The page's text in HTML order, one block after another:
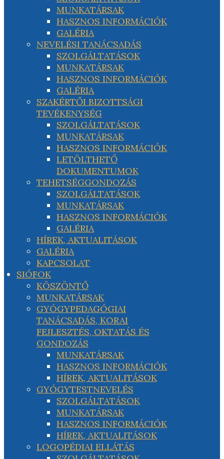
MUNKATÁRSAK
HASZNOS INFORMÁCIÓK
GALÉRIA
NEVELÉSI TANÁCSADÁS
SZOLGÁLTATÁSOK
MUNKATÁRSAK
HASZNOS INFORMÁCIÓK
GALÉRIA
SZAKÉRTŐI BIZOTTSÁGI
TEVÉKENYSÉG
SZOLGÁLTATÁSOK
MUNKATÁRSAK
HASZNOS INFORMÁCIÓK
LETÖLTHETŐ
DOKUMENTUMOK
TEHETSÉGGONDOZÁS
SZOLGÁLTATÁSOK
MUNKATÁRSAK
HASZNOS INFORMÁCIÓK
GALÉRIA
HÍREK, AKTUALITÁSOK
GALÉRIA
KAPCSOLAT
SIÓFOK
KÖSZÖNTŐ
MUNKATÁRSAK
GYÓGYPEDAGÓGIAI
TANÁCSADÁS, KORAI
FEJLESZTÉS, OKTATÁS ÉS
GONDOZÁS
MUNKATÁRSAK
HASZNOS INFORMÁCIÓK
HÍREK, AKTUALITÁSOK
GYÓGYTESTNEVELÉS
SZOLGÁLTATÁSOK
MUNKATÁRSAK
HASZNOS INFORMÁCIÓK
HÍREK, AKTUALITÁSOK
LOGOPÉDIAI ELLÁTÁS